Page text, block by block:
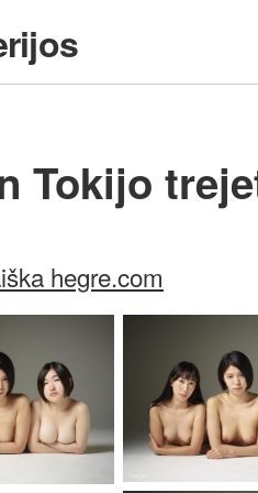
Tokijo
hegre.com